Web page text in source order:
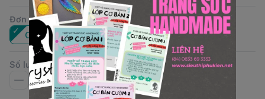
Đơn vị:
Cái
Số lượng